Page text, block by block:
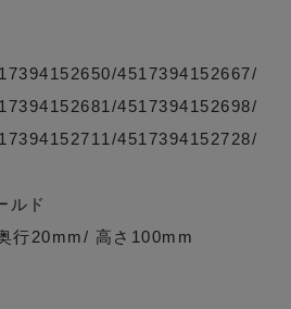
4517394152667/
4517394152698/
4517394152728/
ルド
行20mm/ 高さ100mm